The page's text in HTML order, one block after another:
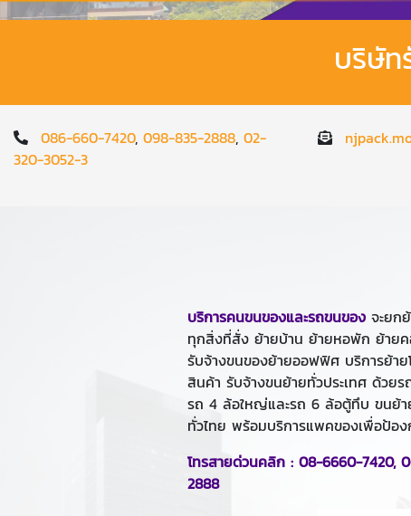
บริษัท
086-660-7420, 098-835-2888, 02-
320-3052-3
บริการคนขนของและรถขนของ จะยก
ทุกสิ่งที่สั่ง ย้ายบ้าน ย้ายหอพัก ย้ายค
รับจ้างขนของย้ายออฟฟิศ บริการย้า
สินค้า รับจ้างขนย้ายทั่วประเทศ ด้วยร
รถ 4 ล้อใหญ่และรถ 6 ล้อตู้ทึบ ขนย้า
ทั่วไทย พร้อมบริการแพคของเพื่อป้อ
โทรสายด่วนคลิก : 08-6660-7420,
2888